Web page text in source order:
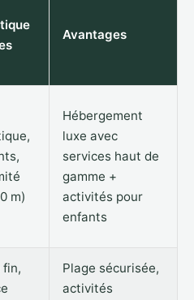
Avantages
m)
Hébergement
luxe avec
services haut de
gamme +
activités pour
enfants
fin,
Plage sécurisée,
activités